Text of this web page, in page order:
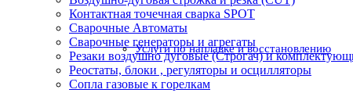
Услуги по наплавке и восстановлению
Контактная точечная сварка SPOT
Сварочные Автоматы
Сварочные генераторы и агрегаты
Резаки воздушно дуговые (Строгач) и
Реостаты, блоки , регуляторы и осцилляторы
Сопла газовые к горелкам